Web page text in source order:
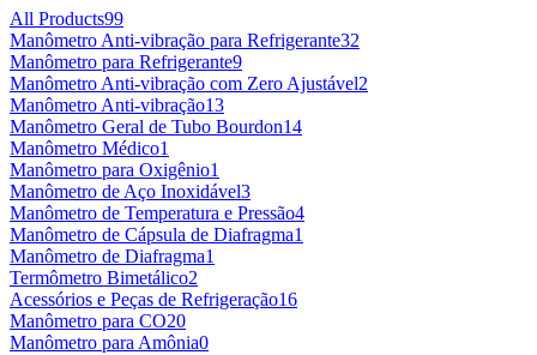
All Products99
Manômetro Anti-vibração para Refrigerante32
Manômetro para Refrigerante9
Manômetro Anti-vibração com Zero Ajustável2
Manômetro Anti-vibração13
Manômetro Geral de Tubo Bourdon14
Manômetro Médico1
Manômetro para Oxigênio1
Manômetro de Aço Inoxidável3
Manômetro de Temperatura e Pressão4
Manômetro de Cápsula de Diafragma1
Manômetro de Diafragma1
Termômetro Bimetálico2
Acessórios e Peças de Refrigeração16
Manômetro para CO20
Manômetro para Amônia0